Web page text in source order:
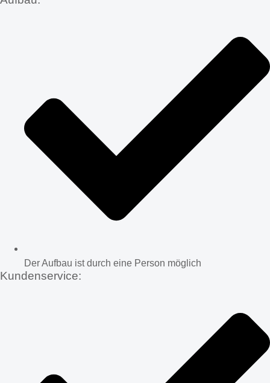
Der Aufbau ist durch eine Person möglich
Kundenservice: